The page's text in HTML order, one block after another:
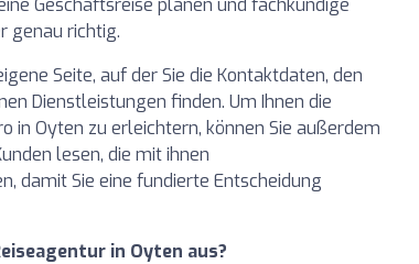
Geschäftsreise planen und fachkundige
genau richtig.
Seite, auf der Sie die Kontaktdaten, den
Dienstleistungen finden. Um Ihnen die
in Oyten zu erleichtern, können Sie außerdem
lesen, die mit ihnen
damit Sie eine fundierte Entscheidung
in Oyten aus?